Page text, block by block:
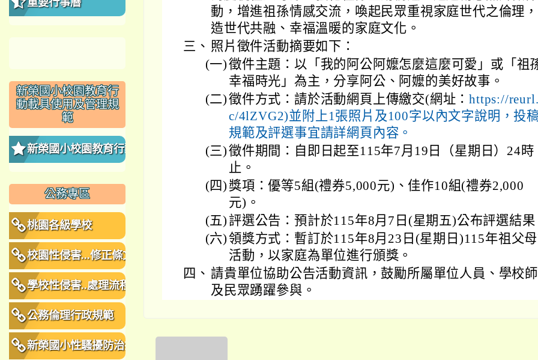
動，增進祖孫情感交流，喚起民眾重視家庭世代之倫理
造世代共融、幸福溫暖的家庭文化。
三、 照片徵件活動摘要如下：
(一)徵件主題：以「我的阿公阿嬤怎麼這麼可愛」或「祖
幸福時光」為主，分享阿公、阿嬤的美好故事。
(二)徵件方式：請於活動網頁上傳繳交(網址：https://
c/4lZVG2)並附上1張照片及100字以內文字說明，投
規範及評選事宜請詳網頁內容。
(三)徵件期間：自即日起至115年7月19日（星期日）24時
止。
(四) 獎項：優等5組(禮券5,000元)、佳作10組(禮券2,000
元)。
(五) 評選公告：預計於115年8月7日(星期五)公布評選結果
(六)領獎方式：暫訂於115年8月23日(星期日)115年祖父
活動，以家庭為單位進行頒獎。
四、 請貴單位協助公告活動資訊，鼓勵所屬單位人員、學校
及民眾踴躍參與。
重要行事曆
新榮國小校園教育行
動載具使用及管理規
範
新榮國小校園教育行動
公務專區
桃園各級學校
校園性侵害...修正條文
學校性侵害..處理流程
公務倫理行政規範
新榮國小性騷擾防治措